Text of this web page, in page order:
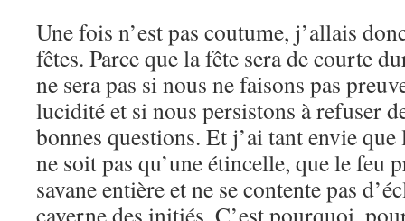
Une fois n’est pas coutume, j’allais
fêtes. Parce que la fête sera de courte
ne sera pas si nous ne faisons pas
lucidité et si nous persistons à refuser
bonnes questions. Et j’ai tant envie
ne soit pas qu’une étincelle, que le feu
savane entière et ne se contente pas
caverne des initiés. C’est pourquoi,